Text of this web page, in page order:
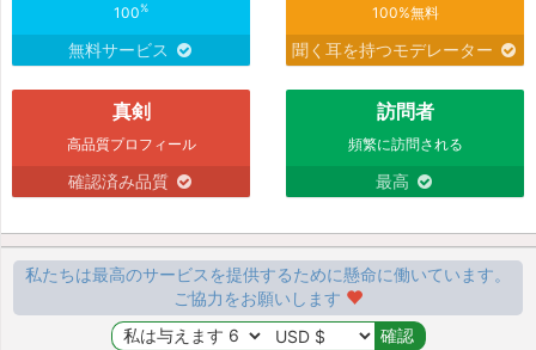
100%
無料サービス
100%無料
聞く耳を持つモデレーター
真剣
高品質プロフィール
確認済み品質
訪問者
頻繁に訪問される
最高
私たちは最高のサービスを提供するために懸命に働いています。
ご協力をお願いします